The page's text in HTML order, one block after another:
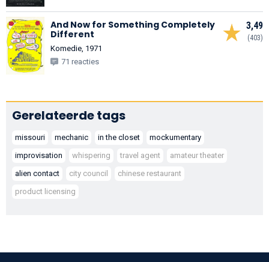
3,49
(403)
And Now for Something Completely
Different
Komedie, 1971
71 reacties
Gerelateerde tags
missouri mechanic in the closet
mockumentary
improvisation
whispering travel agent
amateur theater
alien contact
city council
chinese restaurant
product licensing